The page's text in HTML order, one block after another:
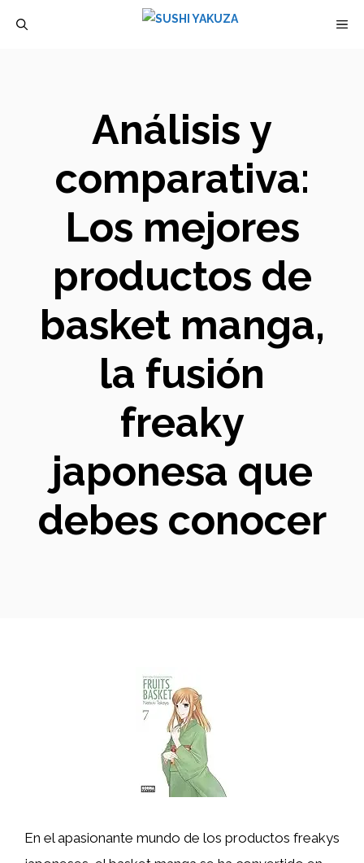
Análisis y
comparativa:
Los mejores
productos de
basket manga,
la fusión
freaky
japonesa que
debes conocer
En el apasionante mundo de los productos freakys